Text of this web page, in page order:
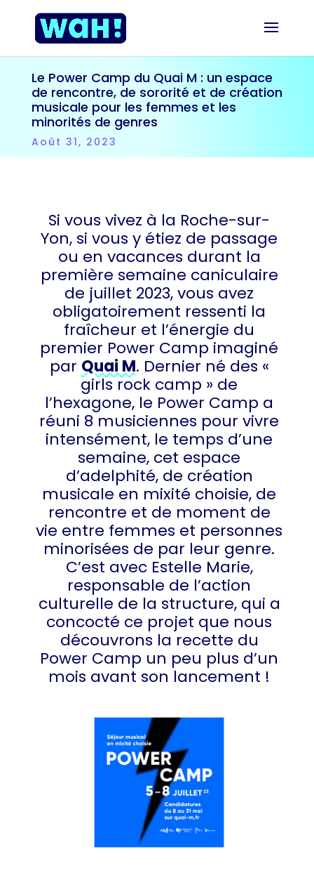
Le Power Camp du Quai M : un espace
de rencontre, de sororité et de création
musicale pour les femmes et les
minorités de genres
Août 31, 2023
Si vous vivez à la Roche-sur-
Yon, si vous y étiez de passage
ou en vacances durant la
première semaine caniculaire
de juillet 2023, vous avez
obligatoirement ressenti la
fraîcheur et l’énergie du
premier Power Camp imaginé
par Quai M. Dernier né des «
girls rock camp » de
l’hexagone, le Power Camp a
réuni 8 musiciennes pour vivre
intensément, le temps d’une
semaine, cet espace
d’adelphité, de création
musicale en mixité choisie, de
rencontre et de moment de
vie entre femmes et personnes
minorisées de par leur genre.
C’est avec Estelle Marie,
responsable de l’action
culturelle de la structure, qui a
concocté ce projet que nous
découvrons la recette du
Power Camp un peu plus d’un
mois avant son lancement !